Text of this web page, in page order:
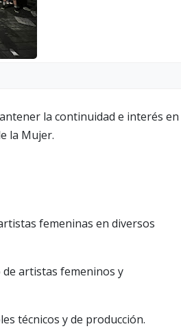
la continuidad e interés en
la Mujer.
femeninas en diversos
artistas femeninos y
técnicos y de producción.